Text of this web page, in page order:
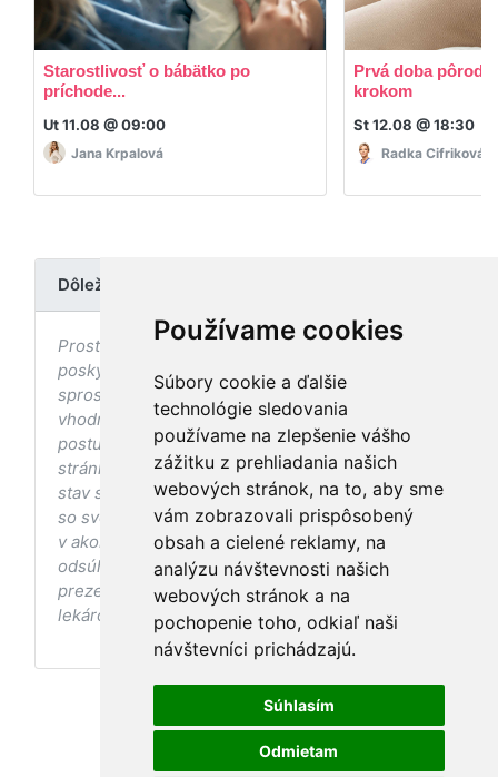
Používame cookies
Súbory cookie a ďalšie
technológie sledovania
používame na zlepšenie vášho
zážitku z prehliadania našich
webových stránok, na to, aby sme
vám zobrazovali prispôsobený
obsah a cielené reklamy, na
analýzu návštevnosti našich
webových stránok a na
pochopenie toho, odkiaľ naši
návštevníci prichádzajú.
Súhlasím
Odmietam
Starostlivosť o bábätko po
príchode...
Ut 11.08 @ 09:00
Jana Krpalová
Prvá doba
krokom
St 12.08 @ 18:30
Radka Cifriková
Dôležité upozornenie
Prostredníctvom stránky nedochádza k
poskytovaniu zdravotnej starostlivosti, ani k jej
sprostredkovaniu, ani k jej nahrádzaniu. O
vhodných postupoch v oblasti zdravia, vhodnosti
postupov a odporúčaní prezentovaných na
stránke s ohľadom na Váš zdravotný
stav sa pred ich aplikáciou vždy vopred poraďte
so svojím ošetrujúcim lekárom, a to najmä ak ste
v akomkoľvek štádiu tehotenstva. Bez
odsúhlasenia postupov a odporúčaní
prezentovaných na stránke Vaším ošetrujúcim
lekárom tieto postupy a odporúčania neaplikujte.